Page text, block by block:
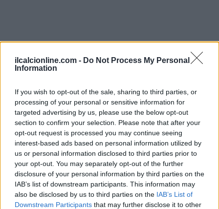
ilcalcionline.com - Do Not Process My Personal
Information
If you wish to opt-out of the sale, sharing to third parties, or
processing of your personal or sensitive information for
targeted advertising by us, please use the below opt-out
section to confirm your selection. Please note that after your
opt-out request is processed you may continue seeing
interest-based ads based on personal information utilized by
us or personal information disclosed to third parties prior to
your opt-out. You may separately opt-out of the further
disclosure of your personal information by third parties on the
IAB’s list of downstream participants. This information may
also be disclosed by us to third parties on the IAB’s List of
Downstream Participants that may further disclose it to other
AUTORE
AiAdhubMedia